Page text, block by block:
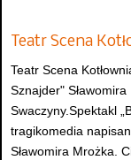
Teatr Scena
Teatr Scena
Sznajder"
Swaczyny.Spektakl
tragikomedia
Sławomira Mrożka.